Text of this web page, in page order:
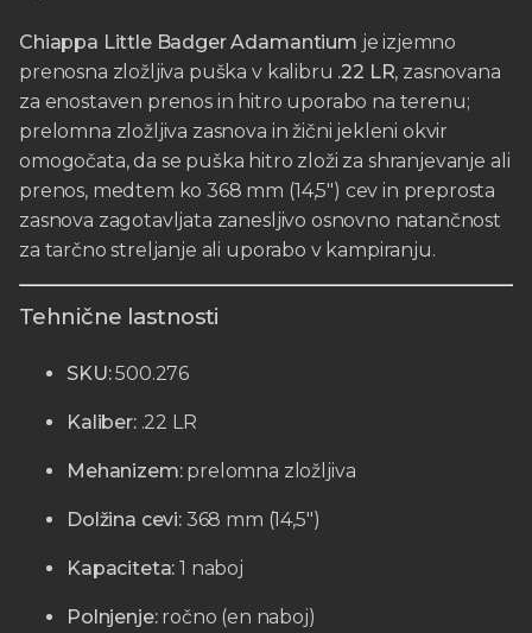
Chiappa Little Badger Adamantium je izjemno
prenosna zložljiva puška v kalibru .22 LR, zasnovana
za enostaven prenos in hitro uporabo na terenu;
prelomna zložljiva zasnova in žični jekleni okvir
omogočata, da se puška hitro zloži za shranjevanje ali
prenos, medtem ko 368 mm (14,5″) cev in preprosta
zasnova zagotavljata zanesljivo osnovno natančnost
za tarčno streljanje ali uporabo v kampiranju.
Tehnične lastnosti
SKU:500.276
Kaliber:.22 LR
Mehanizem:prelomna zložljiva
Dolžina cevi:368 mm (14,5″)
Kapaciteta: 1 naboj
Polnjenje:ročno (en naboj)